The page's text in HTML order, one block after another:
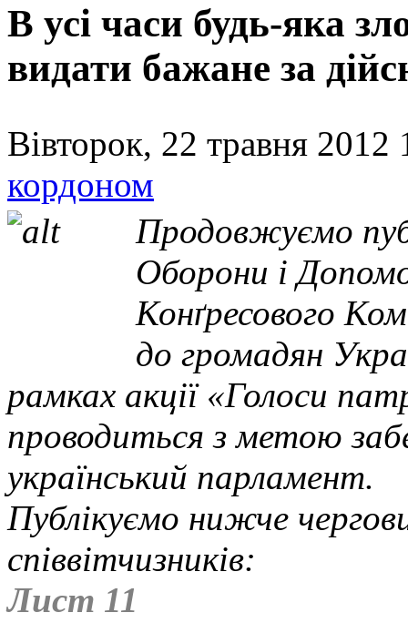
В усі часи будь-яка
видати бажане за
Вівторок, 22 травня
кордоном
Продовжуємо
Оборони і
Конґресового
до громадян
рамках акції «Голоси
проводиться з метою
український парламент.
Публікуємо нижче
співвітчизників:
Лист 11